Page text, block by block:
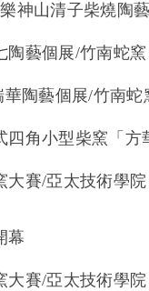
神山清子柴燒陶
陶藝個展/竹南蛇
陶藝個展/竹南蛇
四角小型柴窯「方
大賽/亞太技術學
幕
大賽/亞太技術學